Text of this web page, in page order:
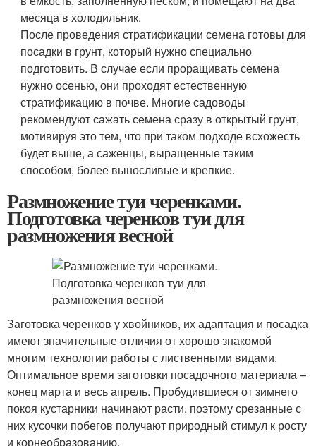
месяца в холодильник.
После проведения стратификации семена готовы для
посадки в грунт, который нужно специально
подготовить. В случае если проращивать семена
нужно осенью, они проходят естественную
стратификацию в почве. Многие садоводы
рекомендуют сажать семена сразу в открытый грунт,
мотивируя это тем, что при таком подходе всхожесть
будет выше, а саженцы, выращенные таким
способом, более выносливые и крепкие.
Размножение туи черенками.
Подготовка черенков туи для
размножения весной
Заготовка черенков у хвойников, их адаптация и посадка
имеют значительные отличия от хорошо знакомой
многим технологии работы с лиственными видами.
Оптимальное время заготовки посадочного материала –
конец марта и весь апрель. Пробудившиеся от зимнего
покоя кустарники начинают расти, поэтому срезанные с
них кусочки побегов получают природный стимул к росту
и корнеобразованию.